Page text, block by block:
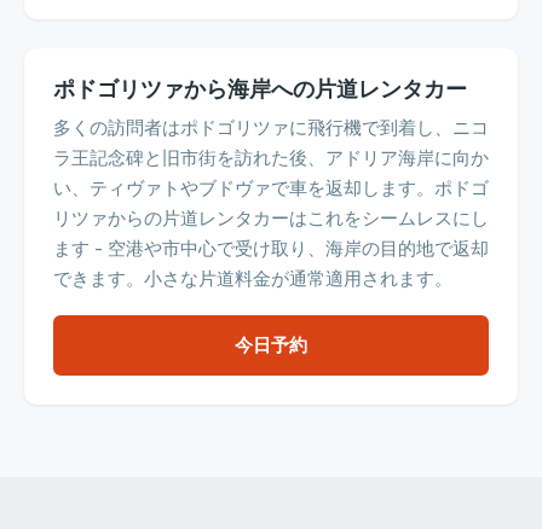
ポドゴリツァから海岸への片道レンタカー
多くの訪問者はポドゴリツァに飛行機で到着し、ニコ
ラ王記念碑と旧市街を訪れた後、アドリア海岸に向か
い、ティヴァトやブドヴァで車を返却します。ポドゴ
リツァからの片道レンタカーはこれをシームレスにし
ます - 空港や市中心で受け取り、海岸の目的地で返却
できます。小さな片道料金が通常適用されます。
今日予約